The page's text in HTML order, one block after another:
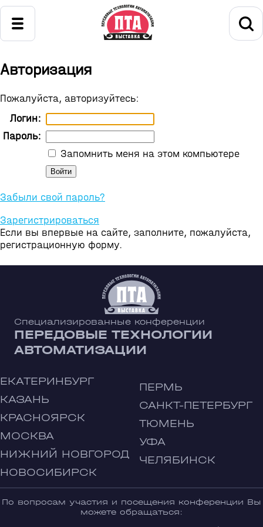
Авторизация
Пожалуйста, авторизуйтесь:
Логин:
Пароль:
Запомнить меня на этом компьютере
Забыли свой пароль?
Зарегистрироваться
Если вы впервые на сайте, заполните, пожалуйста,
регистрационную форму.
Специализированные конференции
ПЕРЕДОВЫЕ ТЕХНОЛОГИИ
АВТОМАТИЗАЦИИ
ЕКАТЕРИНБУРГ
КАЗАНЬ
КРАСНОЯРСК
МОСКВА
НИЖНИЙ НОВГОРОД
НОВОСИБИРСК
ПЕРМЬ
САНКТ-ПЕТЕРБУРГ
ТЮМЕНЬ
УФА
ЧЕЛЯБИНСК
По вопросам участия и посещения конференции Вы
можете обращаться: